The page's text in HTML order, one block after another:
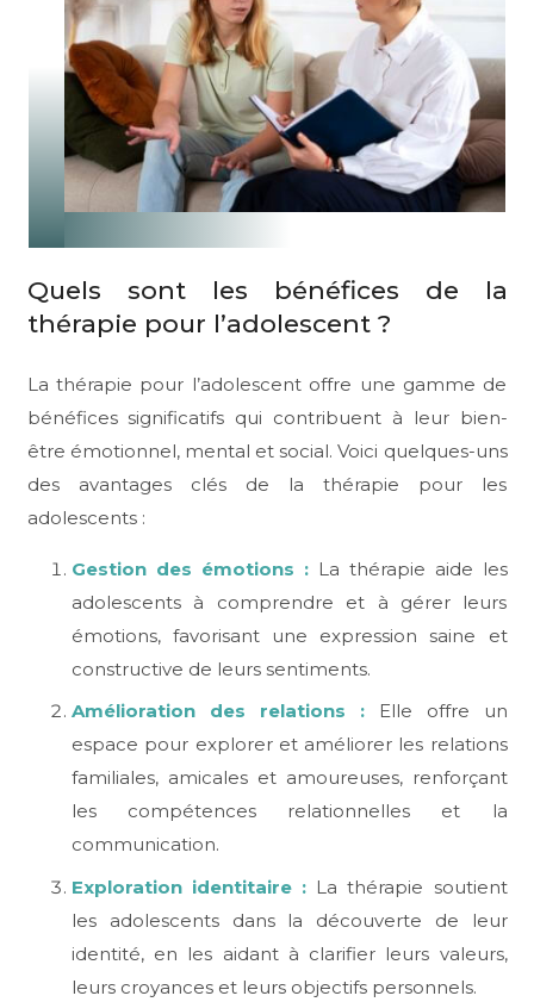
Quels sont les bénéfices de la
thérapie pour l’adolescent ?
La thérapie pour l’adolescent offre une gamme de
bénéfices significatifs qui contribuent à leur bien-
être émotionnel, mental et social. Voici quelques-uns
des avantages clés de la thérapie pour les
adolescents :
Gestion des émotions :La thérapie aide les
adolescents à comprendre et à gérer leurs
émotions, favorisant une expression saine et
constructive de leurs sentiments.
Amélioration des relations :Elle offre un
espace pour explorer et améliorer les relations
familiales, amicales et amoureuses, renforçant
les compétences relationnelles et la
communication.
Exploration identitaire : La thérapie soutient
les adolescents dans la découverte de leur
identité, en les aidant à clarifier leurs valeurs,
leurs croyances et leurs objectifs personnels.